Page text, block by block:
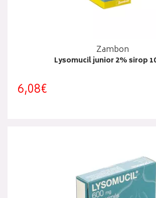
Zambon
Lysomucil junior 2% sirop
6,08€